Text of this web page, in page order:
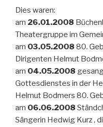
Dies waren:
am 26.01.2008
Theatergruppe im
am 03.05.2008 80.
Dirigenten Helmut
am 04.05.2008
Gottesdienstes in der
Helmut Bodmers 80.
am 06.06.2008
Sängerin Hedwig Kurz ,